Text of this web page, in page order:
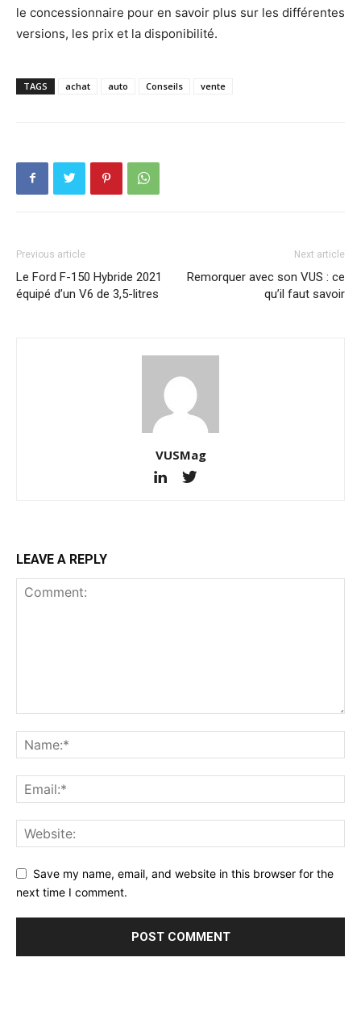
le concessionnaire pour en savoir plus sur les différentes
versions, les prix et la disponibilité.
TAGS achat auto Conseils vente
Previous article
Le Ford F-150 Hybride 2021
équipé d’un V6 de 3,5-litres
Next article
Remorquer avec son VUS : ce
qu’il faut savoir
VUSMag
LEAVE A REPLY
Save my name, email, and website in this browser for the
next time I comment.